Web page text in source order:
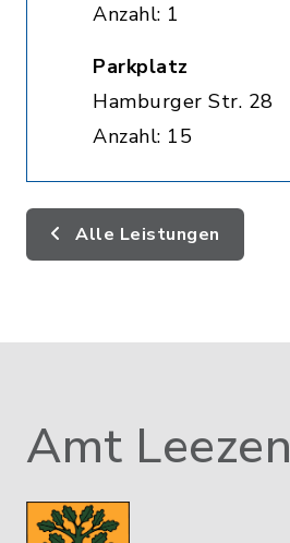
Anzahl: 1
Parkplatz
Hamburger Str. 28
Anzahl: 15
Alle Leistungen
Amt Leezen